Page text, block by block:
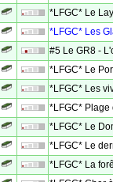
*LFGC* Le Lay
*LFGC* Les
#5 Le GR8 -
*LFGC* Le
*LFGC* Les
*LFGC* Plage
*LFGC* Le
*LFGC* Le
*LFGC* La